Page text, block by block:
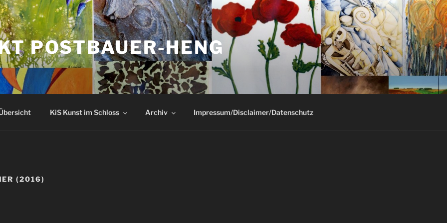
POSTBAUER-HENG
KiS Kunst im Schloss Archiv Impressum/Disclaimer/Datenschutz
(2016)